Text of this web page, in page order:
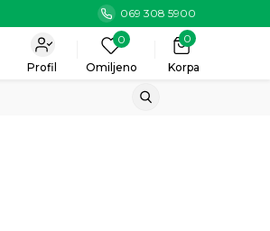
069 308 5900
Korpa
0
0
Omiljeno
Profil